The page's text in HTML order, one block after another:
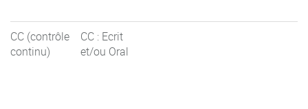
CC (contrôle
continu)
CC : Ecrit
et/ou Oral